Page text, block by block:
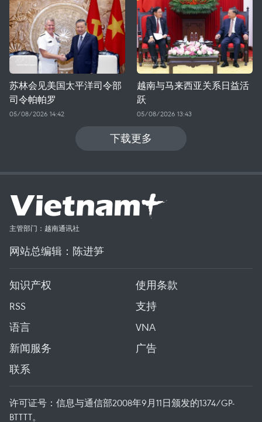
苏林会见美国太平洋司令部
司令帕帕罗
05/08/2026 14:42
越南与马来西亚关系日益活
跃
05/08/2026 13:43
下载更多
主管部门：越南通讯社
网站总编辑：陈进笋
知识产权
使用条款
RSS
支持
语言
VNA
新闻服务
广告
联系
许可证号：信息与通信部2008年9月11日颁发的1374/GP-
BTTTT。